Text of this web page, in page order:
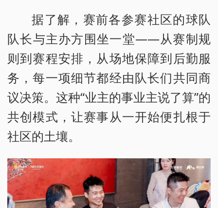
据了解，赛前各参赛社区的球队
队长与主办方围坐一堂——从赛制规
则到赛程安排，从场地保障到后勤服
务，每一项细节都经由队长们共同商
议决策。这种“业主的事业主说了算”的
共创模式，让赛事从一开始便扎根于
社区的土壤。